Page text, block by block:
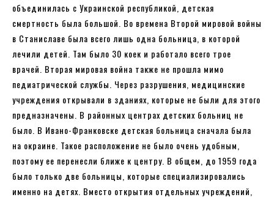
объединилась с Украинской республикой, детская
смертность была большой. Во времена Второй мировой войны
в Станиславе была всего лишь одна больница, в которой
лечили детей. Там было 30 коек и работало всего трое
врачей. Вторая мировая война также не прошла мимо
педиатрической службы. Через разрушения, медицинские
учреждения открывали в зданиях, которые не были для этого
предназначены. В районных центрах детских больниц не
было. В Ивано-Франковске детская больница сначала была
на окраине. Такое расположение не было очень удобным,
поэтому ее перенесли ближе к центру. В общем, до 1959 года
было только две больницы, которые специализировались
именно на детях. Вместо открытия отдельных учреждений,